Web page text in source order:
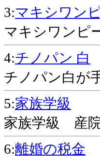
3:マキシワン
マキシワンピ
4:チノパン 白
チノパン白が
5:家族学級
家族学級 産院
6:離婚の税金